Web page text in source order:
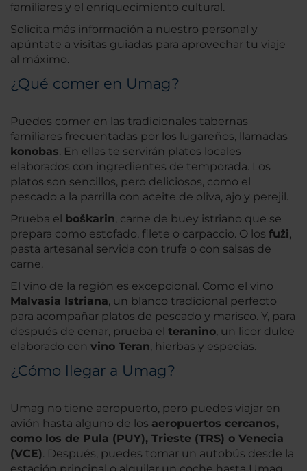
familiares y el enriquecimiento cultural.
Solicita más información a nuestro personal y
apúntate a visitas guiadas para aprovechar tu viaje
al máximo.
¿Qué comer en Umag?
Puedes comer en las tradicionales tabernas
familiares frecuentadas por los lugareños, llamadas
konobas. En ellas te servirán platos locales
elaborados con ingredientes de temporada. Los
platos son sencillos, pero deliciosos, como el
pescado a la parrilla con aceite de oliva, ajo y perejil.
Prueba el
boškarin, carne de buey istriano que se
prepara como estofado, filete o carpaccio. O los fuži,
pasta artesanal servida con trufa o con salsas de
carne.
El vino de la región es excepcional. Como el vino
Malvasia Istriana, un blanco tradicional perfecto
para acompañar platos de pescado y marisco. Y, para
después de cenar, prueba el teranino, un licor dulce
elaborado con vino Teran, hierbas y especias.
¿Cómo llegar a Umag?
Umag no tiene aeropuerto, pero puedes viajar en
avión hasta alguno de los aeropuertos cercanos,
como los de Pula (PUY), Trieste (TRS) o Venecia
(VCE). Después, puedes tomar un autobús desde la